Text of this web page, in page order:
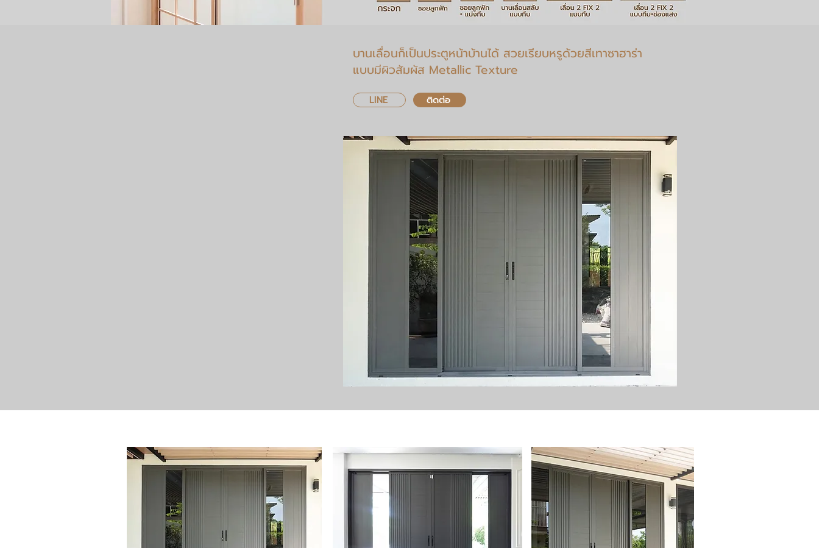
บานเลื่อนก็เป็นประตูหน้าบ้านได้ สวยเรียบหรูด้วยสีเทาซาฮาร่า
แบบมีผิวสัมผัส Metallic Texture
LINE ติดต่อ